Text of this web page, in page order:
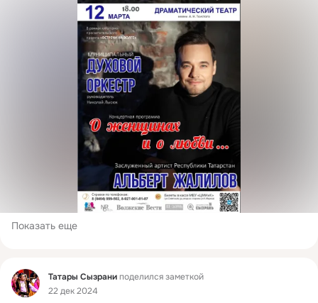
Показать еще
Фид Татары Сызраниподелился заметкой
22 дек 2024